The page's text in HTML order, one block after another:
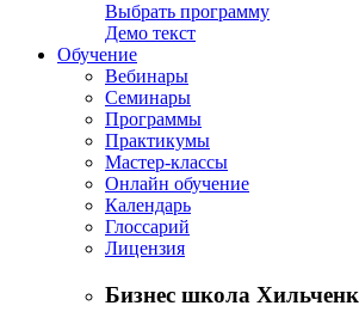
Выбрать программу
Демо текст
Обучение
Вебинары
Семинары
Программы
Практикумы
Мастер-классы
Онлайн обучение
Календарь
Глоссарий
Лицензия
Бизнес школа